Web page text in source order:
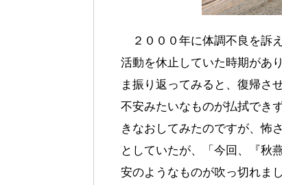
２０００年に体調不良を訴
活動を休止していた時期があ
ま振り返ってみると、復帰さ
不安みたいなものが払拭でき
きなおしてみたのですが、怖
としていたが、「今回、『秋
安のようなものが吹っ切れま